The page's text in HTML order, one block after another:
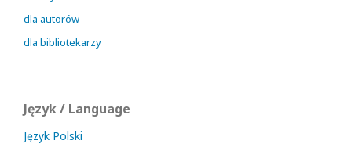
dla autorów
dla bibliotekarzy
Język / Language
Język Polski